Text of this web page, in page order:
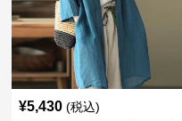
¥5,430 (税込)